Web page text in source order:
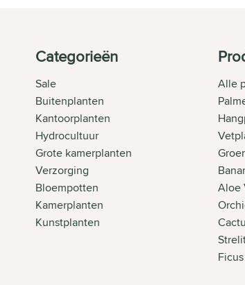
Categorieën
Sale
Buitenplanten
Kantoorplanten
Hydrocultuur
Grote kamerplanten
Verzorging
Bloempotten
Kamerplanten
Kunstplanten
Alle
Aloe